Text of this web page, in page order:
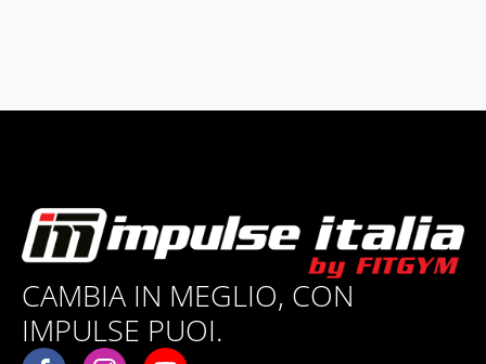
CAMBIA IN MEGLIO, CON
IMPULSE PUOI.